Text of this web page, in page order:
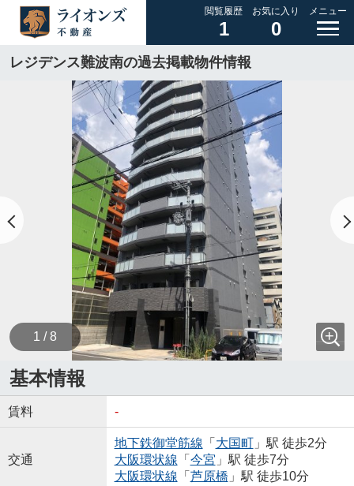
閲覧履歴
1
お気に入り
0
メニュー
レジデンス難波南の過去掲載物件情報
1 / 8
基本情報
賃料 -
交通
地下鉄御堂筋線 「 大国町」駅 徒歩2分
大阪環状線 「 今宮 」駅 徒歩7分
大阪環状線 「 芦原橋 」駅 徒歩10分